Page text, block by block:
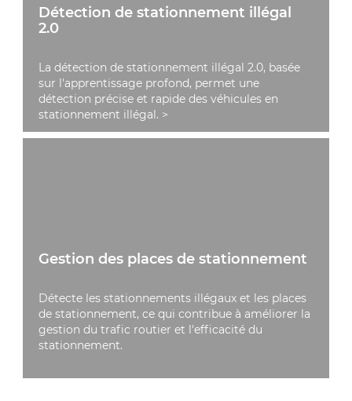
Détection de stationnement illégal
2.0
La détection de stationnement illégal 2.0, basée
sur l'apprentissage profond, permet une
détection précise et rapide des véhicules en
stationnement illégal. >
Gestion des places de stationnement
Détecte les stationnements illégaux et les places
de stationnement, ce qui contribue à améliorer la
gestion du trafic routier et l'efficacité du
stationnement.